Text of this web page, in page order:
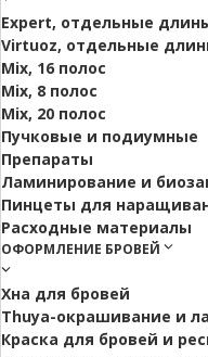
Expert, отдельные
Virtuoz, отдельные
Mix, 16 полос
Mix, 8 полос
Mix, 20 полос
Пучковые и подиумные
Препараты
Ламинирование и
Пинцеты для
Расходные материалы
ОФОРМЛЕНИЕ БРОВЕЙ
Хна для бровей
Thuya-окрашивание и
Краска для бровей и